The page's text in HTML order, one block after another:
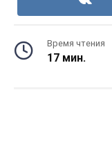
Время чтения
17 мин.